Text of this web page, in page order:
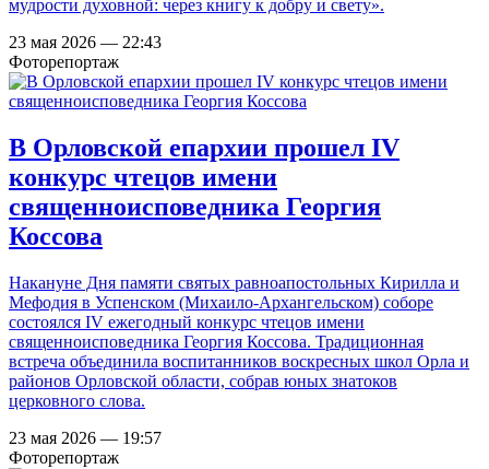
мудрости духовной: через книгу к добру и свету».
23 мая 2026 — 22:43
Фоторепортаж
В Орловской епархии прошел IV
конкурс чтецов имени
священноисповедника Георгия
Коссова
Накануне Дня памяти святых равноапостольных Кирилла и
Мефодия в Успенском (Михаило-Архангельском) соборе
состоялся IV ежегодный конкурс чтецов имени
священноисповедника Георгия Коссова. Традиционная
встреча объединила воспитанников воскресных школ Орла и
районов Орловской области, собрав юных знатоков
церковного слова.
23 мая 2026 — 19:57
Фоторепортаж